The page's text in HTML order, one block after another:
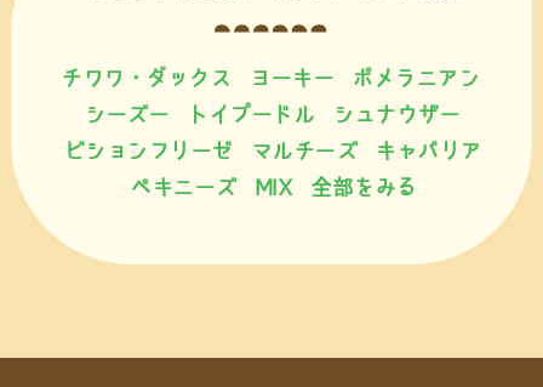
チワワ・ダックス ヨーキー
ポメラニアン
シーズー
トイプードル
シュナウザー
ビションフリーゼ
マルチーズ
キャバリア
ペキニーズ
MIX 全部をみる